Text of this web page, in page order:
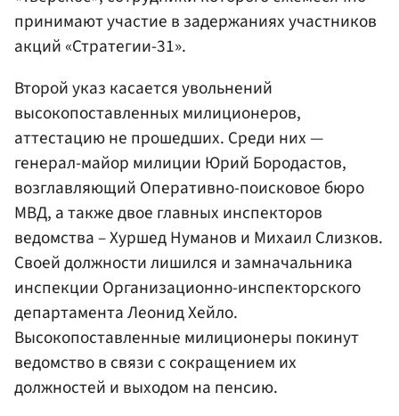
принимают участие в задержаниях участников
акций «Стратегии-31».
Второй указ касается увольнений
высокопоставленных милиционеров,
аттестацию не прошедших. Среди них —
генерал-майор милиции Юрий Бородастов,
возглавляющий Оперативно-поисковое бюро
МВД, а также двое главных инспекторов
ведомства – Хуршед Нуманов и Михаил Слизков.
Своей должности лишился и замначальника
инспекции Организационно-инспекторского
департамента Леонид Хейло.
Высокопоставленные милиционеры покинут
ведомство в связи с сокращением их
должностей и выходом на пенсию.